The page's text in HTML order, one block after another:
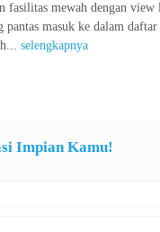
fasilitas mewah dengan view
pantas masuk ke dalam
selengkapnya
Impian Kamu!